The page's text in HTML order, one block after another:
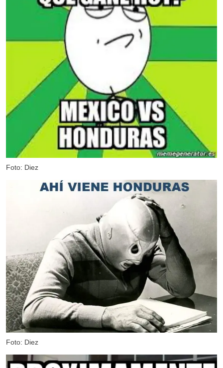
Foto: Diez
Foto: Diez